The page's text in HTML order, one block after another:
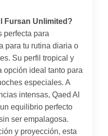
Fursan Unlimited?
perfecta para
para tu rutina diaria o
Su perfil tropical y
opción ideal tanto para
especiales. A
intensas, Qaed Al
equilibrio perfecto
ser empalagosa.
y proyección, esta